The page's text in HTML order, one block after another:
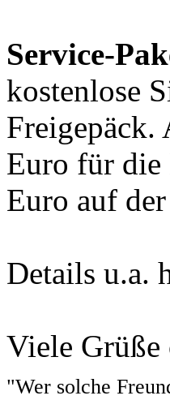
Service-
kostenlose
Freigepäck.
Euro für die
Euro auf
Details u.a.
Viele Grüße
"Wer solche